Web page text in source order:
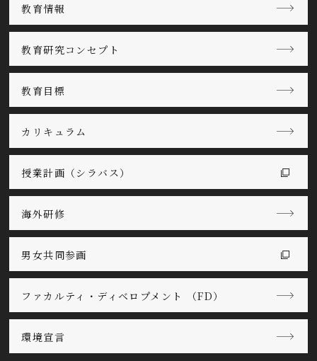
教育情報
教育研究コンセプト
教育目標
カリキュラム
授業計画（シラバス）
海外研修
男女共同参画
ファカルティ・ディベロプメント （FD）
環境宣言